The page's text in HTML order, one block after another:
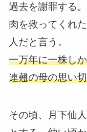
過去を謝罪する
肉を救ってくれ
人だと言う。
一万年に一株し
連翹の母の思い
その頃、月下仙